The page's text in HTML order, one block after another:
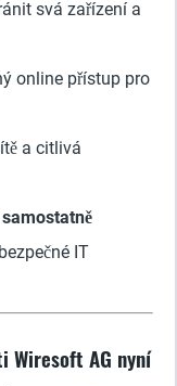
svá zařízení a
online přístup pro
a citlivá
IT
Wiresoft AG nyní